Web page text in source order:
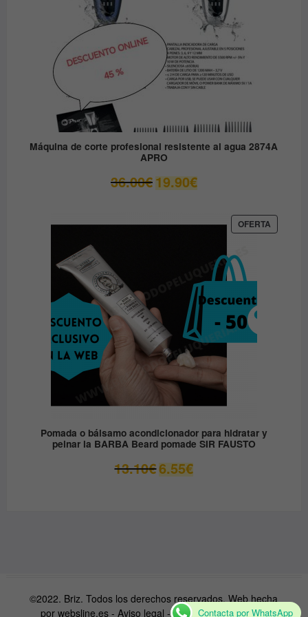
Máquina de corte profesional resistente al agua 2874A
APRO
36.00€ El
precio
era:
19.90€El
precio
es:
OFERTA
EN
Pomada o bálsamo acondicionador para hidratar y
peinar la BARBA Beard pomade SIR FAUSTO
13.10€El
precio
6.55€El
precio
©2022. Briz. Todos los derechos reservados. Web hecha
por websline.es- Aviso legal -Condiciones de venta
Contacta por WhatsApp